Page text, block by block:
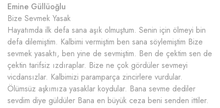
Emine Güllüoğlu
Bize Sevmek Yasak
Hayatımda ilk defa sana aşık olmuştum. Senin için ölmeyi bin
defa dilemiştim. Kalbimi vermiştim ben sana söylemiştim Bize
sevmek yasaktı, ben yine de sevmiştim. Ben de çektim sen de
çektin tarifsiz ızdıraplar. Bize ne çok gördüler sevmeyi
vicdansızlar. Kalbimizi paramparça zincirlere vurdular.
Ölümsüz aşkımıza yasaklar koydular. Bana sevme dediler
sevdim diye güldüler Bana en büyük ceza beni senden ittiler.